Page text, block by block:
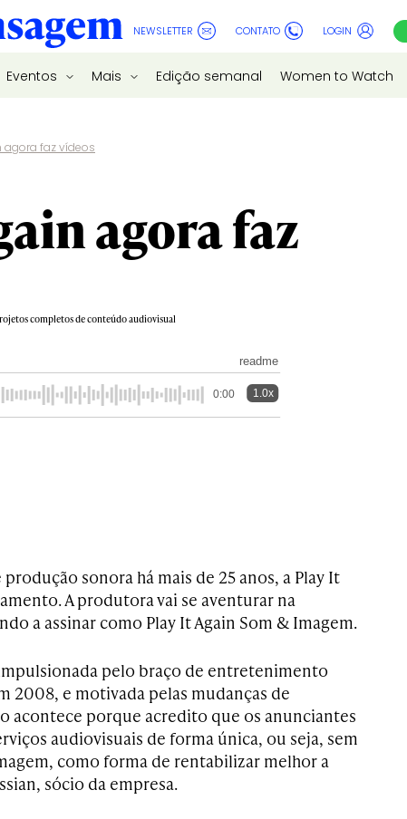
NEWSLETTER CONTATO LOGIN
Eventos Mais Edição semanal Women to Watch
agora faz vídeos
agora faz
completos de conteúdo audiovisual
readme
0:00 1.0x
sonora há mais de 25 anos, a Play It
A produtora vai se aventurar na
a assinar como Play It Again Som & Imagem.
pelo braço de entretenimento
2008, e motivada pelas mudanças de
acontece porque acredito que os anunciantes
audiovisuais de forma única, ou seja, sem
como forma de rentabilizar melhor a
sócio da empresa.